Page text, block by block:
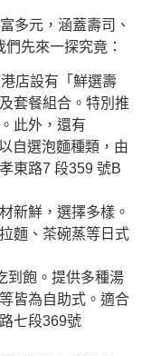
多元，涵蓋壽司、
先來一探究竟：
港店設有「鮮選壽
套餐組合。特別推
此外，還有
自選泡麵種類，由
東路7 段359 號B
新鮮，選擇多樣。
麵、茶碗蒸等日式
到飽。提供多種湯
皆為自助式。適合
七段369號